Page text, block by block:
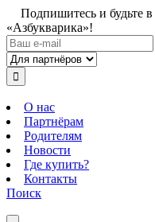
Подпишитесь и будьте
«Азбукварика»!
О нас
Партнёрам
Родителям
Новости
Где купить?
Контакты
Поиск